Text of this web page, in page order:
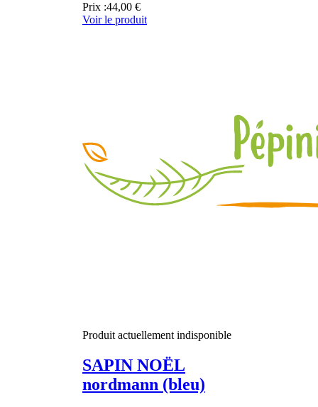
Prix :44,00 €
Voir le produit
Produit actuellement indisponible
SAPIN NOËL
nordmann (bleu)